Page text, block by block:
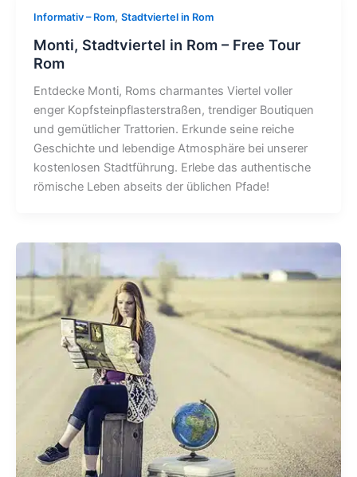
Informativ – Rom, Stadtviertel in Rom
Monti, Stadtviertel in Rom – Free Tour
Rom
Entdecke Monti, Roms charmantes Viertel voller
enger Kopfsteinpflasterstraßen, trendiger Boutiquen
und gemütlicher Trattorien. Erkunde seine reiche
Geschichte und lebendige Atmosphäre bei unserer
kostenlosen Stadtführung. Erlebe das authentische
römische Leben abseits der üblichen Pfade!